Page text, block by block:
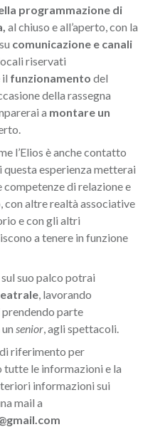
programmazione di
al chiuso e all’aperto, con la
comunicazione e canali
riservati
il funzionamento del
della rassegna
a montare un
l’Elios è anche contatto
questa esperienza metterai
competenze di relazione e
altre realtà associative
e con gli altri
a tenere in funzione
sul suo palco potrai
, lavorando
prendendo parte
senior, agli spettacoli.
riferimento per
tutte le informazioni e la
informazioni sui
mail a